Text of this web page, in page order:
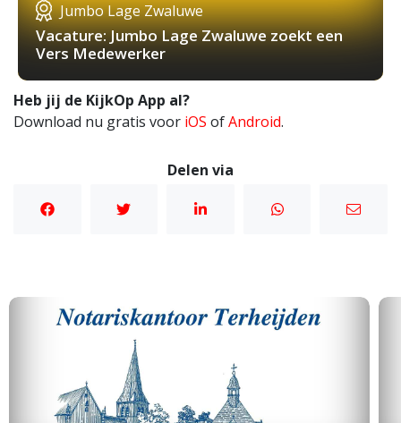
Jumbo Lage Zwaluwe
Vacature: Jumbo Lage Zwaluwe zoekt een
Vers Medewerker
Heb jij de KijkOp App al?
Download nu gratis voor iOS ofAndroid.
Delen via